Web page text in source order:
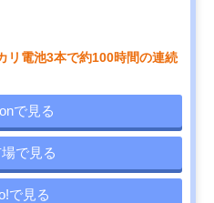
リ電池3本で約100時間の連続
で見る
で見る
で見る